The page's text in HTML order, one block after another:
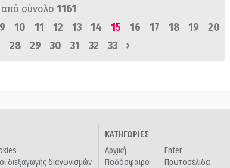
από σύνολο 1161
9 10 11 12 13 14 15 16 17 18 19
20
28 29 30 31 32 33 ›
διεξαγωγής διαγωνισμών
ΚΑΤΗΓΟΡΙΕΣ
Αρχική
Ποδόσφαιρο
Enter
Πρωτοσέλιδα